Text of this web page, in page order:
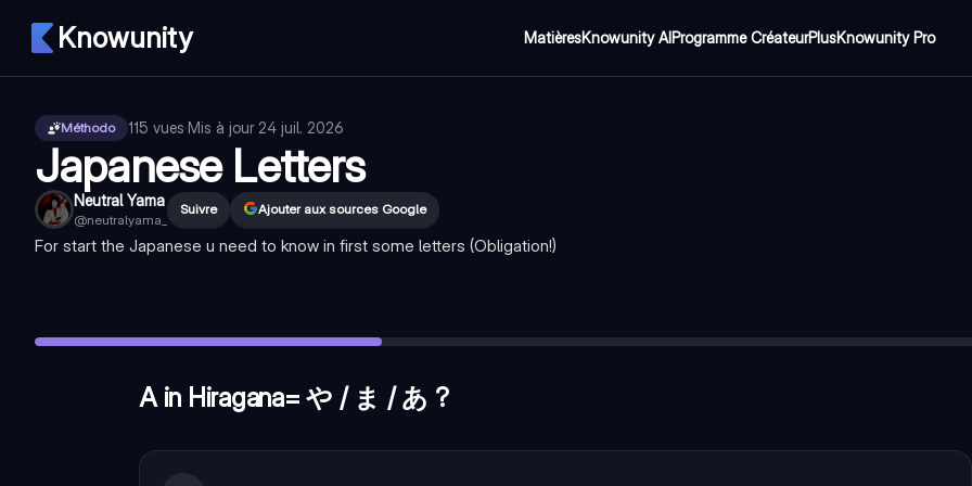
Knowunity MatièresKnowunity AIProgramme CréateurPlusKnowunity Pro
Méthodo 115 vues·Mis à jour 24 juil. 2026
Japanese Letters
Neutral Yama
@neutralyama_
Suivre Ajouter aux sources Google
For start the Japanese u need to know in first some letters (Obligation!)
A in Hiragana= や / ま / あ ?
i In Hiragana= い / ら / さ—い